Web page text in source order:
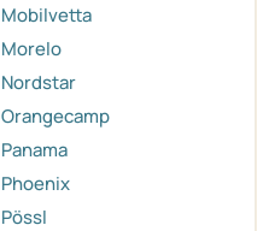
Mobilvetta
Morelo
Nordstar
Orangecamp
Panama
Phoenix
Pössl